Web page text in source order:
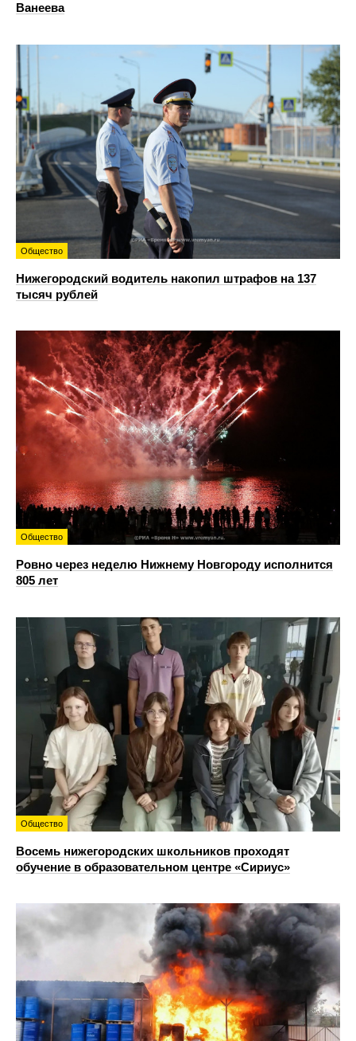
Ванеева
Общество
Нижегородский водитель накопил штрафов на 137
тысяч рублей
Общество
Ровно через неделю Нижнему Новгороду исполнится
805 лет
Общество
Восемь нижегородских школьников проходят
обучение в образовательном центре «Сириус»